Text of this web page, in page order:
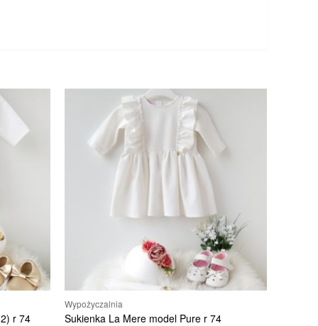
r 74
Wypożyczalnia
Sukienka La Mere model Pure r 74